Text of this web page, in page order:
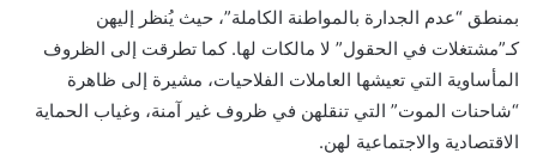
بمنطق “عدم الجدارة بالمواطنة الكاملة”، حيث يُنظر إليهن
كـ”مشتغلات في الحقول” لا مالكات لها. كما تطرقت إلى الظروف
المأساوية التي تعيشها العاملات الفلاحيات، مشيرة إلى ظاهرة
“شاحنات الموت” التي تنقلهن في ظروف غير آمنة، وغياب الحماية
الاقتصادية والاجتماعية لهن.